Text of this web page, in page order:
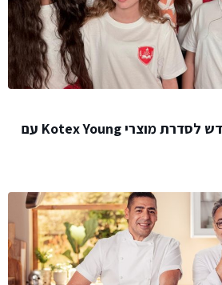
"קוטקס" בקמפיין חדש לסדרת מוצרי Kotex Young עם